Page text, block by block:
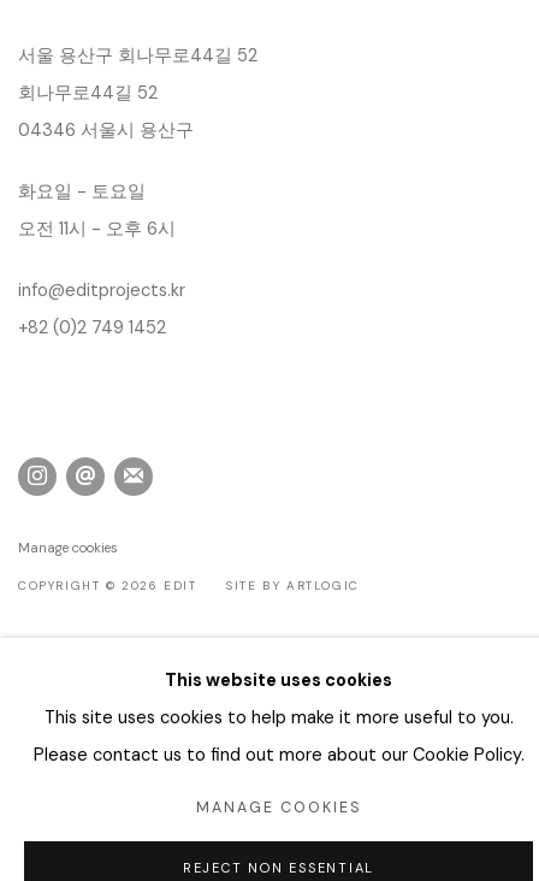
서울 용산구 회나무로44길 52
회나무로44길 52
04346 서울시 용산구
화요일 - 토요일
오전 11시 - 오후 6시
info@editprojects.kr
+82 (0)2 749 1452
Manage cookies
COPYRIGHT © 2026 EDIT SITE BY ARTLOGIC
This website uses cookies
This site uses cookies to help make it more useful to you.
Please contact us to find out more about our Cookie Policy.
MANAGE COOKIES
REJECT NON ESSENTIAL